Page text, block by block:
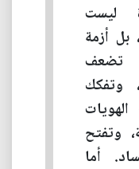
ليست
بل أزمة
تضعف
وتفكك
الهويات
وتفتح
أما